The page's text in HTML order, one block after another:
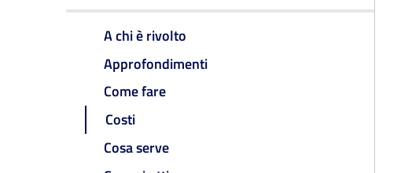
A chi è rivolto
Approfondimenti
Come fare
Costi
Cosa serve